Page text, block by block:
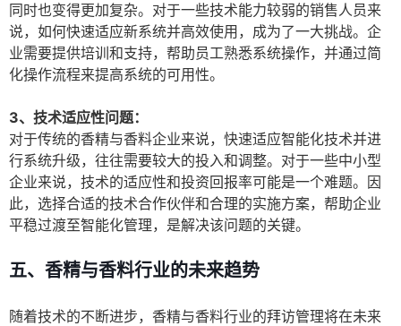
同时也变得更加复杂。对于一些技术能力较弱的销售人员来
说，如何快速适应新系统并高效使用，成为了一大挑战。企
业需要提供培训和支持，帮助员工熟悉系统操作，并通过简
化操作流程来提高系统的可用性。
3、技术适应性问题：
对于传统的香精与香料企业来说，快速适应智能化技术并进
行系统升级，往往需要较大的投入和调整。对于一些中小型
企业来说，技术的适应性和投资回报率可能是一个难题。因
此，选择合适的技术合作伙伴和合理的实施方案，帮助企业
平稳过渡至智能化管理，是解决该问题的关键。
五、香精与香料行业的未来趋势
随着技术的不断进步，香精与香料行业的拜访管理将在未来